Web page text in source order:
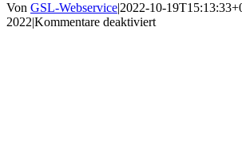
Von GSL-Webservice|2022-10-
2022|Kommentare deaktiviertfür